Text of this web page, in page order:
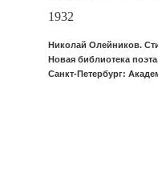
1932
Николай Олейников.
Новая библиотека
Санкт-Петербург: